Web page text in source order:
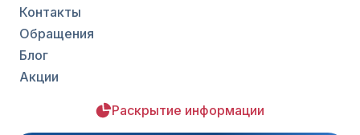
Контакты
Обращения
Блог
Акции
Раскрытие информации